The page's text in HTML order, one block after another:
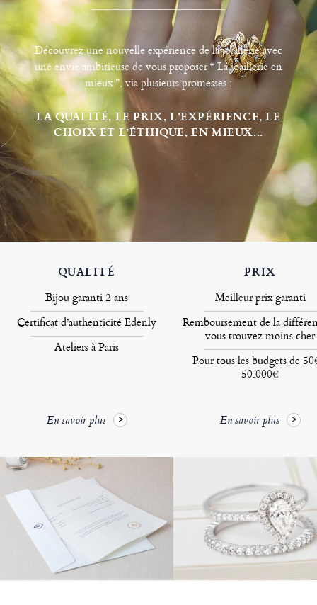
Découvrez une nouvelle expérience de la joaillerie avec
une envie ambitieuse de vous proposer “ La joaillerie en
mieux ”, via plusieurs promesses :
LA QUALITÉ, LE PRIX, L’EXPÉRIENCE, LE
CHOIX ET L’ÉTHIQUE, EN MIEUX...
QUALITÉ
Bijou garanti 2 ans
Certificat d’authenticité Edenly
Ateliers à Paris
En savoir plus
PRIX
Meilleur prix garanti
Remboursement de la
vous trouvez moins cher
Pour tous les budgets de
50.000€
En savoir plus